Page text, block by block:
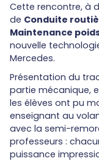
Cette rencontre, à
de Conduite
Maintenance
nouvelle
Mercedes.
Présentation du
partie mécanique,
les élèves ont pu
enseignant au
avec la semi-
professeurs :
puissance